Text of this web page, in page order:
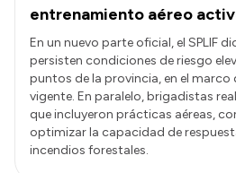
entrenamiento aéreo
En un nuevo parte oficial, el SPLIF
persisten condiciones de riesgo
puntos de la provincia, en el marco
vigente. En paralelo, brigadistas
que incluyeron prácticas aéreas,
optimizar la capacidad de
incendios forestales.